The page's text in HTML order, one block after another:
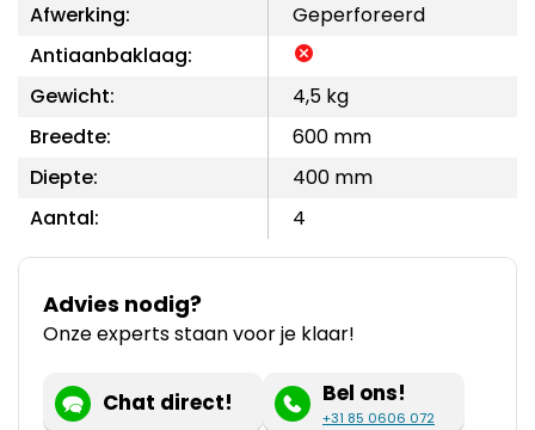
Afwerking:
Geperforeerd
Antiaanbaklaag:
Gewicht:
4,5 kg
Breedte:
600 mm
Diepte:
400 mm
Aantal:
4
Advies nodig?
Onze experts staan voor je klaar!
Chat direct! Bel ons!
+31 85 0606 072